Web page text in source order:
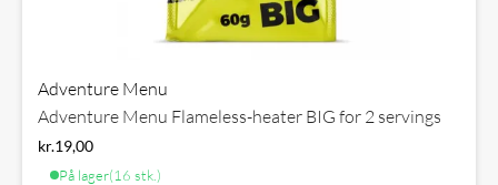
Adventure Menu
Adventure Menu Flameless-heater BIG for 2 servings
kr.19,00
På lager(16 stk.)